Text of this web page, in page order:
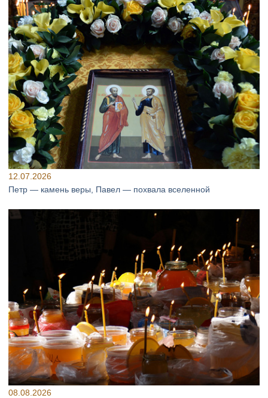
12.07.2026
Петр — камень веры, Павел — похвала вселенной
08.08.2026